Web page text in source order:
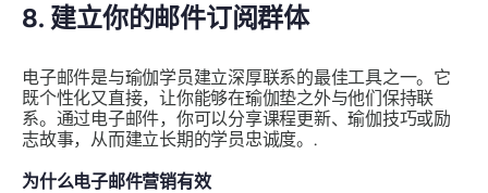
8. 建立你的邮件订阅群体
电子邮件是与瑜伽学员建立深厚联系的最佳工具之一。它
既个性化又直接，让你能够在瑜伽垫之外与他们保持联
系。通过电子邮件，你可以分享课程更新、瑜伽技巧或励
志故事，从而建立长期的学员忠诚度。.
为什么电子邮件营销有效